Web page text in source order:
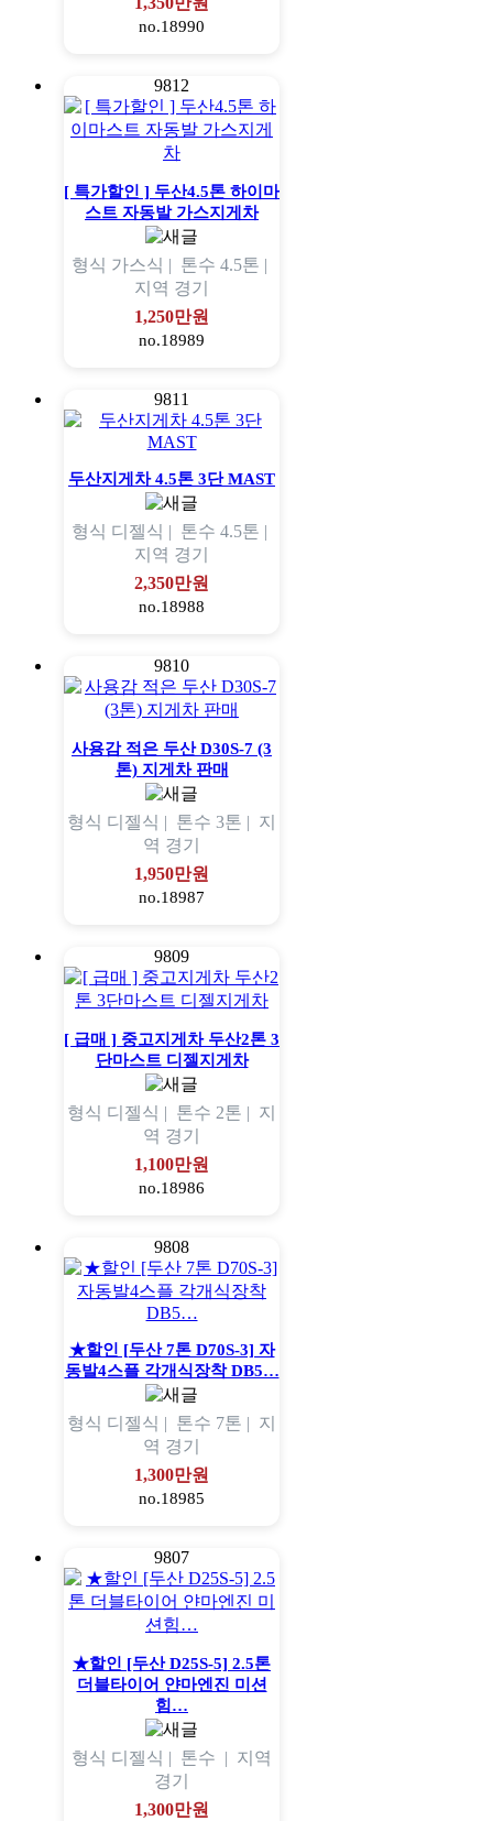
no.18990
9812
[ 특가할인 ] 두산4.5톤 하이마
스트 자동발 가스지게차
형식 가스식 | 톤수 4.5톤 |
지역 경기
1,250만원
no.18989
9811
두산지게차 4.5톤 3단 MAST
형식 디젤식 | 톤수 4.5톤 |
지역 경기
2,350만원
no.18988
9810
사용감 적은 두산 D30S-7 (3
톤) 지게차 판매
형식 디젤식 | 톤수 3톤 | 지
역 경기
1,950만원
no.18987
9809
[ 급매 ] 중고지게차 두산2톤 3
단마스트 디젤지게차
형식 디젤식 | 톤수 2톤 | 지
역 경기
1,100만원
no.18986
9808
★할인 [두산 7톤 D70S-3] 자
동발4스플 각개식장착 DB5…
형식 디젤식 | 톤수 7톤 | 지
역 경기
1,300만원
no.18985
9807
★할인 [두산 D25S-5] 2.5톤
더블타이어 얀마엔진 미션
힘…
형식 디젤식 | 톤수 | 지역
경기
1,300만원